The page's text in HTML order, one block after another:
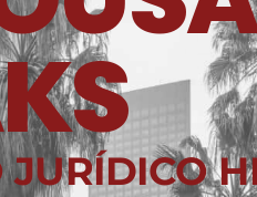
JURÍDICO